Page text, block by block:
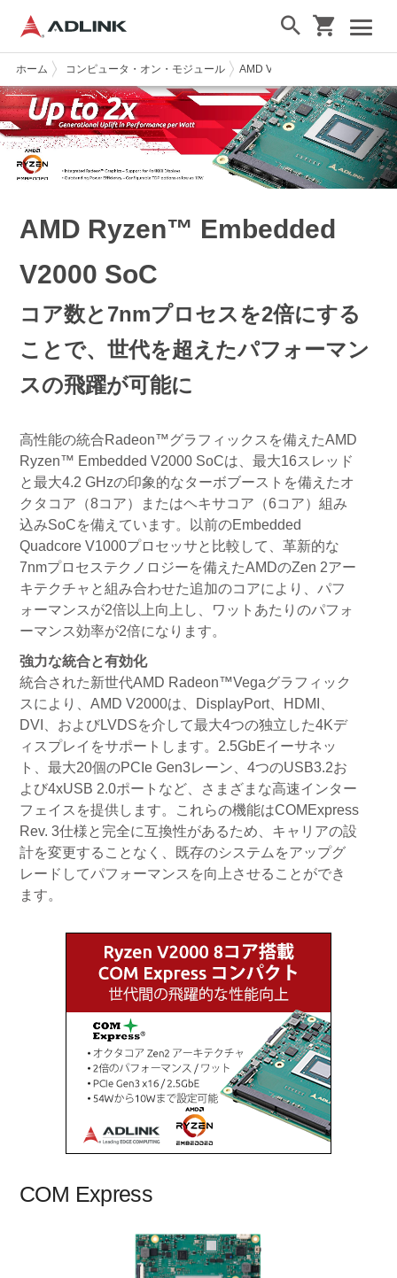
ホーム コンピュータ・オン・モジュール AMD V2000
AMD Ryzen™ Embedded
V2000 SoC
コア数と7nmプロセスを2倍にする
ことで、世代を超えたパフォーマン
スの飛躍が可能に
高性能の統合Radeon™グラフィックスを備えたAMD
Ryzen™ Embedded V2000 SoCは、最大16スレッド
と最大4.2 GHzの印象的なターボブーストを備えたオ
クタコア（8コア）またはヘキサコア（6コア）組み
込みSoCを備えています。以前のEmbedded
Quadcore V1000プロセッサと比較して、革新的な
7nmプロセステクノロジーを備えたAMDのZen 2アー
キテクチャと組み合わせた追加のコアにより、パフ
ォーマンスが2倍以上向上し、ワットあたりのパフォ
ーマンス効率が2倍になります。
強力な統合と有効化
統合された新世代AMD Radeon™Vegaグラフィック
スにより、AMD V2000は、DisplayPort、HDMI、
DVI、およびLVDSを介して最大4つの独立した4Kデ
ィスプレイをサポートします。2.5GbEイーサネッ
ト、最大20個のPCIe Gen3レーン、4つのUSB3.2お
よび4xUSB 2.0ポートなど、さまざまな高速インター
フェイスを提供します。これらの機能はCOMExpress
Rev. 3仕様と完全に互換性があるため、キャリアの設
計を変更することなく、既存のシステムをアップグ
レードしてパフォーマンスを向上させることができ
ます。
COM Express